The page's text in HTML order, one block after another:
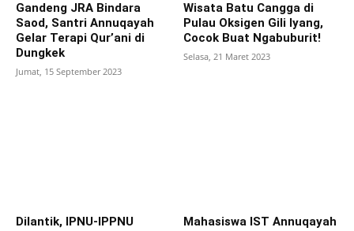
Gandeng JRA Bindara
Saod, Santri Annuqayah
Gelar Terapi Qur’ani di
Dungkek
Jumat, 15 September 2023
Wisata Batu Cangga di
Pulau Oksigen Gili Iyang,
Cocok Buat Ngabuburit!
Selasa, 21 Maret 2023
Dilantik, IPNU-IPPNU
Mahasiswa IST Annuqayah